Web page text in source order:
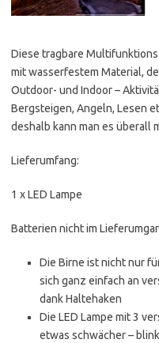
Diese tragbare Multifunktions
mit wasserfestem Material,
Outdoor- und Indoor –
Bergsteigen, Angeln, Lesen
deshalb kann man es überall
Lieferumfang:
1 x LED Lampe
Batterien nicht im
Die Birne ist nicht nur
sich ganz einfach an
dank Haltehaken
Die LED Lampe mit 3
etwas schwächer –